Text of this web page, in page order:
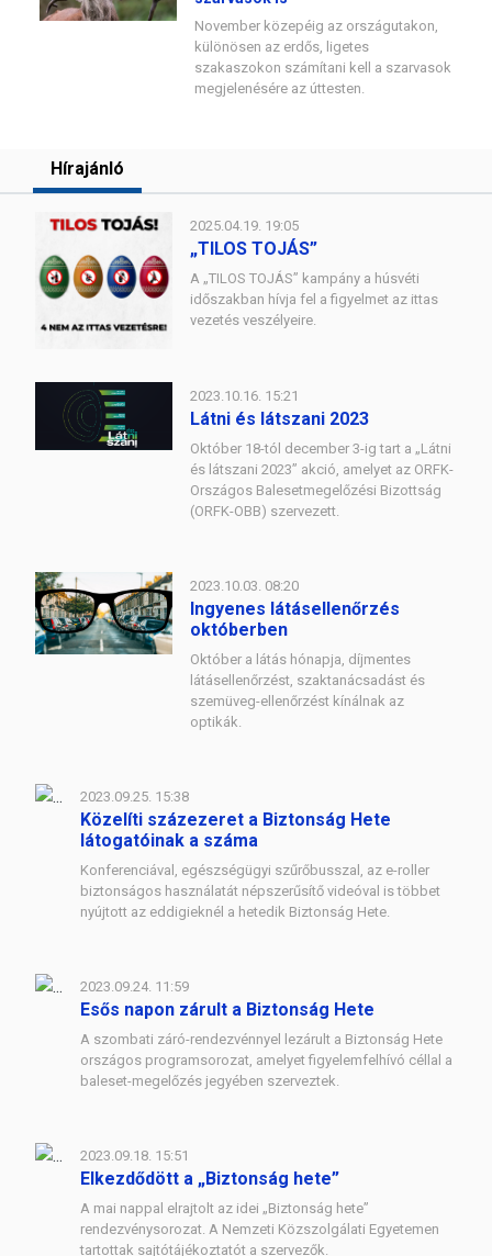
November közepéig az országutakon,
különösen az erdős, ligetes
szakaszokon számítani kell a szarvasok
megjelenésére az úttesten.
Hírajánló
2025.04.19. 19:05
„TILOS TOJÁS”
A „TILOS TOJÁS” kampány a húsvéti
időszakban hívja fel a figyelmet az ittas
vezetés veszélyeire.
2023.10.16. 15:21
Látni és látszani 2023
Október 18-tól december 3-ig tart a „Látni
és látszani 2023” akció, amelyet az ORFK-
Országos Balesetmegelőzési Bizottság
(ORFK-OBB) szervezett.
2023.10.03. 08:20
Ingyenes látásellenőrzés
októberben
Október a látás hónapja, díjmentes
látásellenőrzést, szaktanácsadást és
szemüveg-ellenőrzést kínálnak az
optikák.
2023.09.25. 15:38
Közelíti százezeret a Biztonság Hete
látogatóinak a száma
Konferenciával, egészségügyi szűrőbusszal, az e-roller
biztonságos használatát népszerűsítő videóval is többet
nyújtott az eddigieknél a hetedik Biztonság Hete.
2023.09.24. 11:59
Esős napon zárult a Biztonság Hete
A szombati záró-rendezvénnyel lezárult a Biztonság Hete
országos programsorozat, amelyet figyelemfelhívó céllal a
baleset-megelőzés jegyében szerveztek.
2023.09.18. 15:51
Elkezdődött a „Biztonság hete”
A mai nappal elrajtolt az idei „Biztonság hete”
rendezvénysorozat. A Nemzeti Közszolgálati Egyetemen
tartottak sajtótájékoztatót a szervezők.